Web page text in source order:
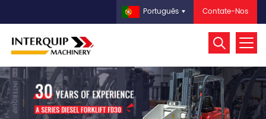
Contate-Nos
Português